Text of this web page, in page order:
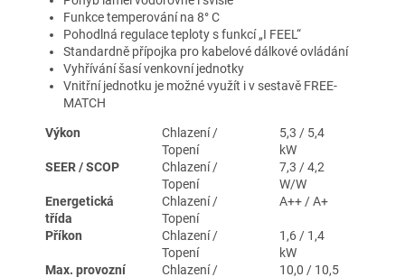
Funkce temperování na 8° C
Pohodlná regulace teploty s funkcí „I FEEL“
Standardně přípojka pro kabelové dálkové ovládání
Vyhřívání šasí venkovní jednotky
Vnitřní jednotku je možné využít i v sestavě FREE-
MATCH
Výkon
Chlazení /
Topení
5,3 / 5,4
kW
SEER / SCOP
Chlazení /
Topení
7,3 / 4,2
W/W
Energetická
třída
Chlazení /
Topení
A++ / A+
Příkon
Chlazení /
Topení
1,6 / 1,4
kW
Max. provozní
Chlazení /
10,0 / 10,5